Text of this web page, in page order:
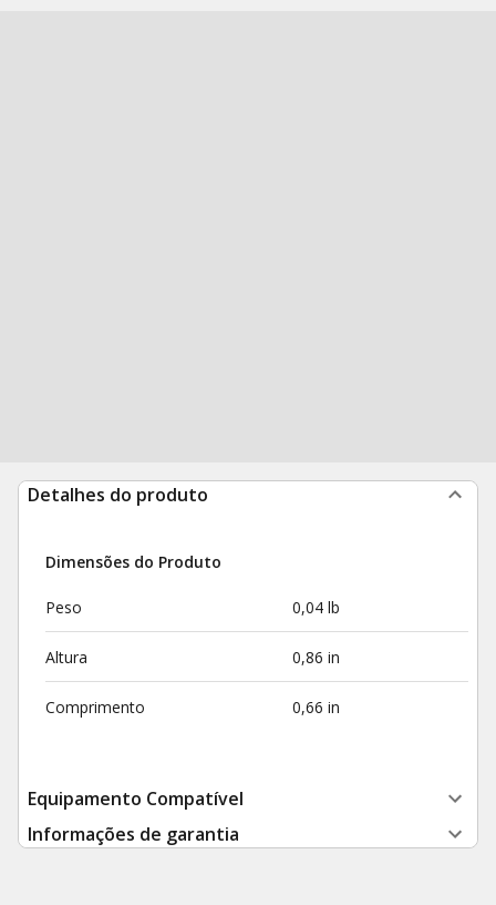
Detalhes do produto
Dimensões do Produto
Peso 0,04 lb
Altura 0,86 in
Comprimento 0,66 in
Equipamento Compatível
Informações de garantia